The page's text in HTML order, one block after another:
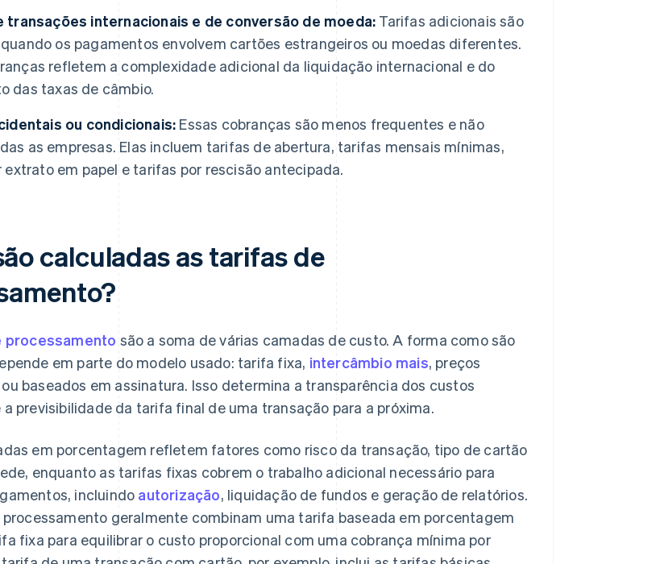
transações internacionais e de conversão de moeda: Tarifas adicionais são
os pagamentos envolvem cartões estrangeiros ou moedas diferentes.
refletem a complexidade adicional da liquidação internacional e do
das taxas de câmbio.
ou condicionais: Essas cobranças são menos frequentes e não
as empresas. Elas incluem tarifas de abertura, tarifas mensais mínimas,
extrato em papel e tarifas por rescisão antecipada.
calculadas as tarifas de
processamento são a soma de várias camadas de custo. A forma como são
em parte do modelo usado: tarifa fixa, intercâmbio mais, preços
baseados em assinatura. Isso determina a transparência dos custos
a previsibilidade da tarifa final de uma transação para a próxima.
em porcentagem refletem fatores como risco da transação, tipo de cartão
enquanto as tarifas fixas cobrem o trabalho adicional necessário para
incluindo autorização, liquidação de fundos e geração de relatórios.
geralmente combinam uma tarifa baseada em porcentagem
fixa para equilibrar o custo proporcional com uma cobrança mínima por